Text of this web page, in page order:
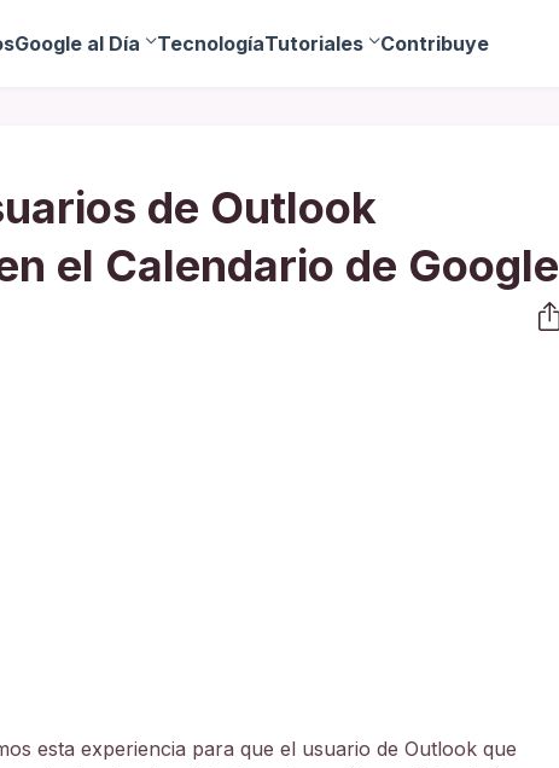
Google al Día TecnologíaTutoriales Contribuye
de Outlook
el Calendario de Google
esta experiencia para que el usuario de Outlook que